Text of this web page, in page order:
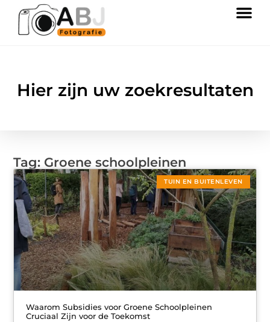
Hier zijn uw zoekresultaten
Tag: Groene schoolpleinen
TUIN EN BUITENLEVEN
Waarom Subsidies voor Groene Schoolpleinen
Cruciaal Zijn voor de Toekomst